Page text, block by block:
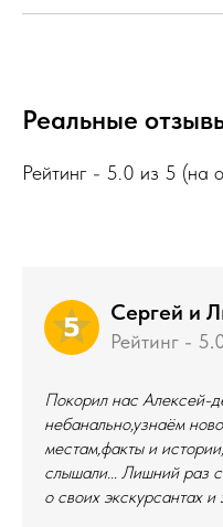
Реальные
Рейтинг - 5.0 из 5 (на
Сергей
Рейтинг -
Покорил нас Алексей-
небанально,узнаём
местам,факты и
слышали... Лишний раз
о своих экскурсантах